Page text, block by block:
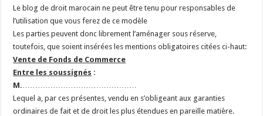
Le blog de droit marocain ne peut être tenu pour responsables de
l’utilisation que vous ferez de ce modèle
Les parties peuvent donc librement l’aménager sous réserve,
toutefois, que soient insérées les mentions obligatoires citées ci-haut:
Vente de Fonds de Commerce
Entre les soussignés :
M.………………………………………
Lequel a, par ces présentes, vendu en s’obligeant aux garanties
ordinaires de fait et de droit les plus étendues en pareille matière.